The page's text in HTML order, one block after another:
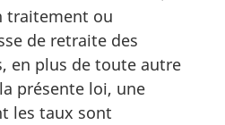
traitement ou
de retraite des
en plus de toute autre
présente loi, une
les taux sont